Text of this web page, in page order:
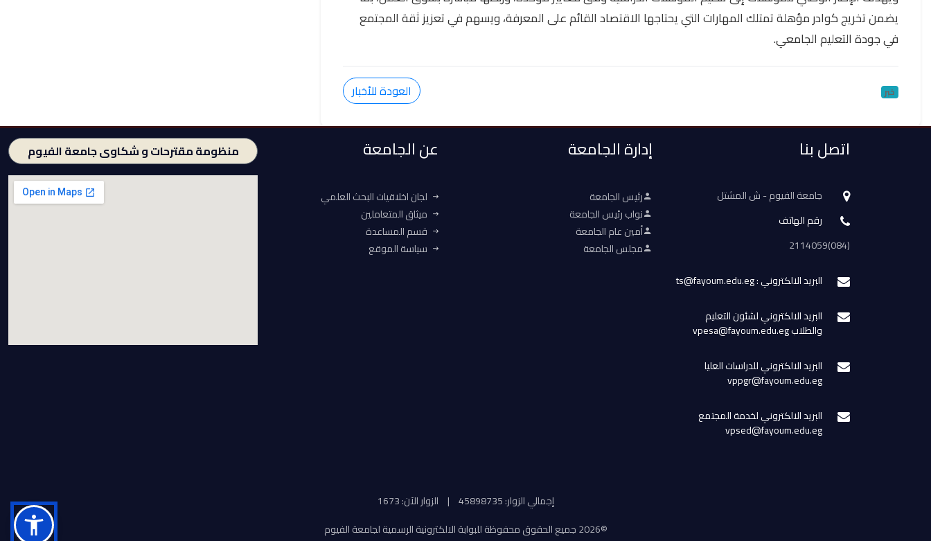
يضمن تخريج كوادر مؤهلة تمتلك المهارات التي يحتاجها الاقتصاد القائم على المعرفة، ويسهم في تعزيز ثقة المجتمع
في جودة التعليم الجامعي.
خبر العودة للأخبار
اتصل بنا
جامعة الفيوم - ش المشتل
رقم الهاتف
(084)2114059
البريد الالكتروني : ts@fayoum.edu.eg
البريد الالكتروني لشئون التعليم
والطلاب vpesa@fayoum.edu.eg
البريد الالكتروني للدراسات العليا
vppgr@fayoum.edu.eg
البريد الالكتروني لخدمة المجتمع
vpsed@fayoum.edu.eg
إدارة الجامعة
رئيس الجامعة
نواب رئيس الجامعة
أمين عام الجامعة
مجلس الجامعة
عن الجامعة
لجان اخلاقيات البحث العلمي
ميثاق المتعاملين
قسم المساعدة
سياسة الموقع
منظومة مقترحات و شكاوى جامعة الفيوم
إجمالي الزوار: 45898735 | الزوار الآن: 1673
©2026 جميع الحقوق محفوظة للبوابة الالكترونية الرسمية لجامعة الفيوم